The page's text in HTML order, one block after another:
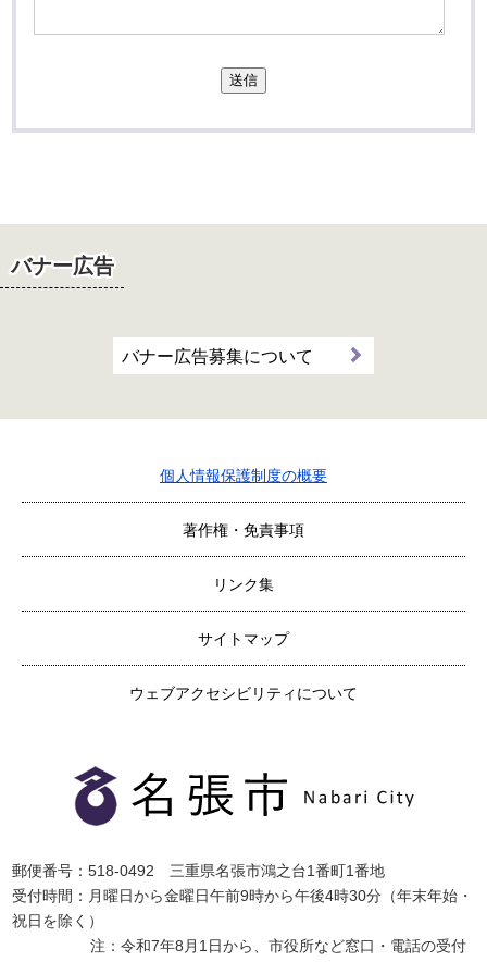
送信
バナー広告
バナー広告募集について
個人情報保護制度の概要
著作権・免責事項
リンク集
サイトマップ
ウェブアクセシビリティについて
郵便番号：518-0492 三重県名張市鴻之台1番町1番地
受付時間：月曜日から金曜日午前9時から午後4時30分（年末年始・
祝日を除く）
注：令和7年8月1日から、市役所など窓口・電話の受付